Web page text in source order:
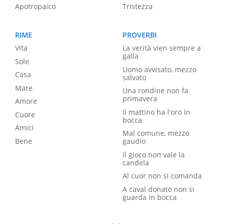
Apotropaico
Tristezza
RIME
Vita
Sole
Casa
Mare
Amore
Cuore
Amici
Bene
PROVERBI
La verità vien sempre a
galla
Uomo avvisato, mezzo
salvato
Una rondine non fa
primavera
Il mattino ha l'oro in
bocca
Mal comune, mezzo
gaudio
Il gioco non vale la
candela
Al cuor non si comanda
A caval donato non si
guarda in bocca